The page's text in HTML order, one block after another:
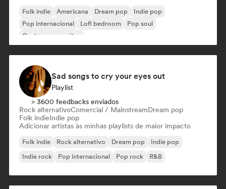
Folk indie Americana Dream pop
Indie pop
Pop internacional
Lofi bedroom
Pop soul
Cantor-compositor
Sad songs to cry your eyes out
Playlist
> 3600 feedbacks enviados
Rock alternativoComercial / MainstreamDream pop
Folk indieIndie pop
Adicionar artistas às minhas playlists de maior impacto
Folk indie Rock alternativo Dream pop
Indie pop
Indie rock
Pop internacional Pop rock R&B